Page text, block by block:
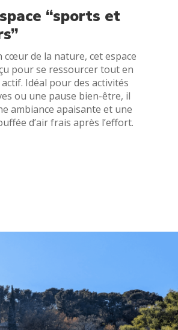
“sports et
cœur de la nature, cet espace
pour se ressourcer tout en
Idéal pour des activités
ou une pause bien-être, il
ambiance apaisante et une
d’air frais après l’effort.